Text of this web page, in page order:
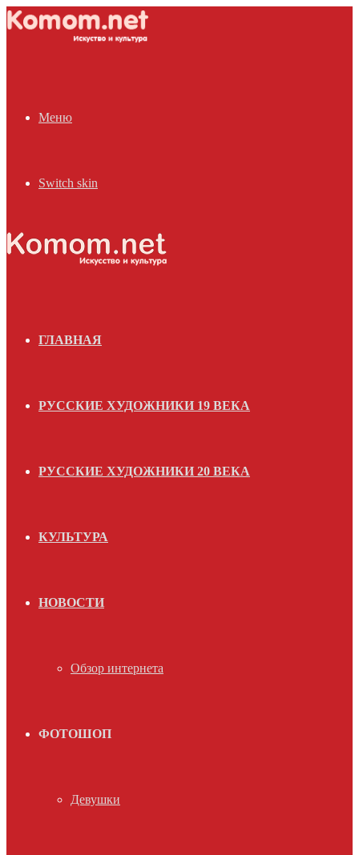
Меню
Switch skin
ГЛАВНАЯ
РУССКИЕ ХУДОЖНИКИ 19 ВЕКА
РУССКИЕ ХУДОЖНИКИ 20 ВЕКА
КУЛЬТУРА
НОВОСТИ
Обзор интернета
ФОТОШОП
Девушки